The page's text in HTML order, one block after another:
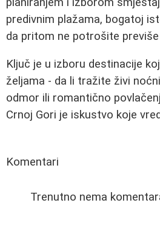
predivnim plažama, bogatoj
da pritom ne potrošite
Ključ je u izboru destinacije
željama - da li tražite živi
odmor ili romantično
Crnoj Gori je iskustvo koje
Komentari
Trenutno nema